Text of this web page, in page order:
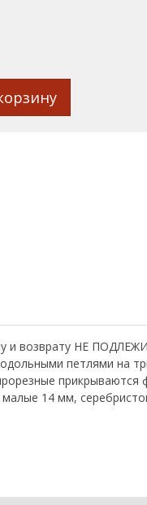
и возврату НЕ
петлями на
прикрываются
14 мм,